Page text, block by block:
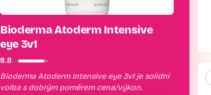
Bioderma Atoderm Intensive
eye 3v1
8.8/10
Bioderma Atoderm Intensive eye 3v1 je solidní
volba s dobrým poměrem cena/výkon.